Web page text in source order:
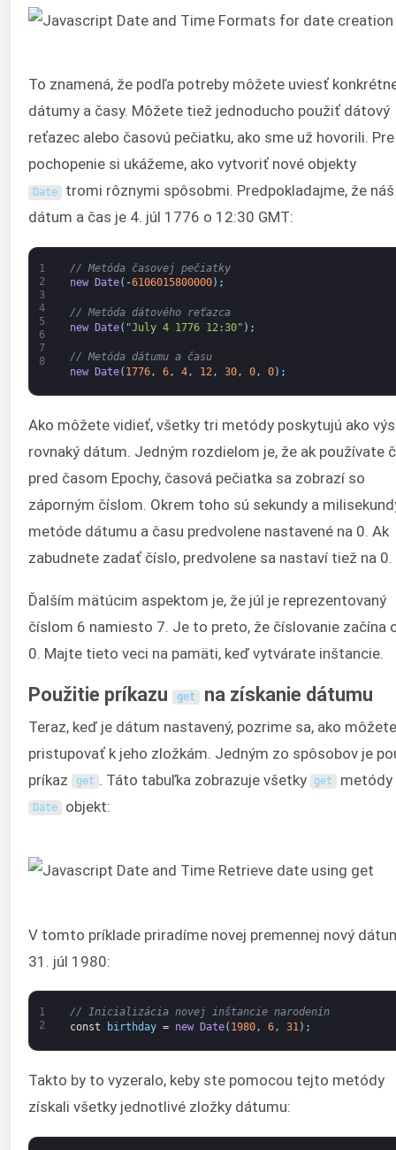
To znamená, že podľa potreby môžete uviesť
dátumy a časy. Môžete tiež jednoducho použiť dátový
reťazec alebo časovú pečiatku, ako sme už hovorili. Pre
pochopenie si ukážeme, ako vytvoriť nové objekty
Date tromi rôznymi spôsobmi. Predpokladajme, že náš
dátum a čas je 4. júl 1776 o 12:30 GMT:
1
2
3
4
5
6
7
8
// Metóda časovej pečiatky
new
Date( -6106015800000) ;
// Metóda dátového reťazca
new Date( "July 4 1776 12:30" ) ;
// Metóda dátumu a času
new
Date( 1776, 6, 4, 12, 30, 0, 0) ;
Ako môžete vidieť, všetky tri metódy poskytujú ako
rovnaký dátum. Jedným rozdielom je, že ak používate
pred časom Epochy, časová pečiatka sa zobrazí so
záporným číslom. Okrem toho sú sekundy a
metóde dátumu a času predvolene nastavené na 0. Ak
zabudnete zadať číslo, predvolene sa nastaví tiež na 0.
Ďalším mätúcim aspektom je, že júl je reprezentovaný
číslom 6 namiesto 7. Je to preto, že číslovanie začína
0. Majte tieto veci na pamäti, keď vytvárate inštancie.
Použitie príkazu get na získanie dátumu
Teraz, keď je dátum nastavený, pozrime sa, ako môžete
pristupovať k jeho zložkám. Jedným zo spôsobov je
príkaz
get . Táto tabuľka zobrazuje všetky get metódy
Date objekt:
V tomto príklade priradíme novej premennej nový
31. júl 1980:
1
2
// Inicializácia novej inštancie narodenín
const
birthday = new Date( 1980, 6, 31 ) ;
Takto by to vyzeralo, keby ste pomocou tejto metódy
získali všetky jednotlivé zložky dátumu: